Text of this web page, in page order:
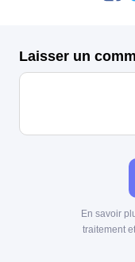
Laisser un
En savoir
traitement